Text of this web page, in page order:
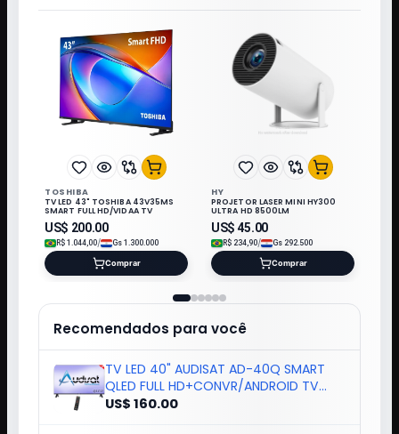
TOSHIBA
TV LED 43" TOSHIBA 43V35MS
SMART FULL HD/VIDAA TV
US$ 200.00
R$ 1.044,00/ Gs 1.300.000
Comprar
HY
PROJETOR LASER MINI HY300
ULTRA HD 8500LM
US$ 45.00
R$ 234,90/ Gs 292.500
Comprar
Recomendados para você
TV LED 40" AUDISAT AD-40Q SMART
QLED FULL HD+CONVR/ANDROID TV
2025
US$ 160.00